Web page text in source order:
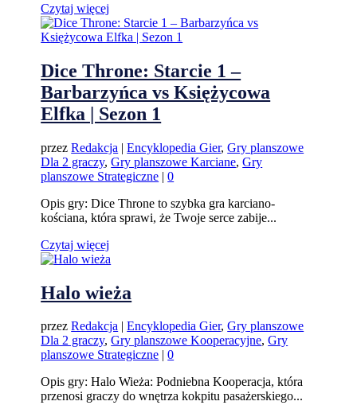
Czytaj więcej
Dice Throne: Starcie 1 –
Barbarzyńca vs Księżycowa
Elfka | Sezon 1
przezRedakcja |Encyklopedia Gier,Gry planszowe
Dla 2 graczy,Gry planszowe Karciane,Gry
planszowe Strategiczne |0
Opis gry: Dice Throne to szybka gra karciano-
kościana, która sprawi, że Twoje serce zabije...
Czytaj więcej
Halo wieża
przezRedakcja |Encyklopedia Gier,Gry planszowe
Dla 2 graczy,Gry planszowe Kooperacyjne,Gry
planszowe Strategiczne |0
Opis gry: Halo Wieża: Podniebna Kooperacja, która
przenosi graczy do wnętrza kokpitu pasażerskiego...